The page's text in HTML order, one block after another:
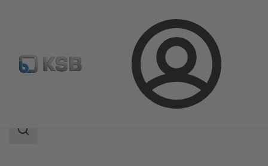
Bejelentkezés
Termékkatalógus ECOLINE VA 16
Keresési